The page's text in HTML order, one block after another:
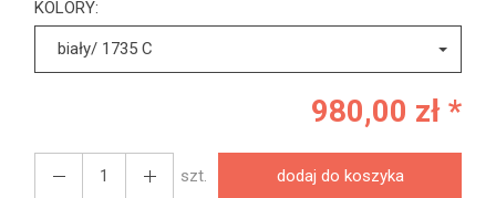
KOLORY:
biały/ 1735 C
980,00 zł *
szt. dodaj do koszyka